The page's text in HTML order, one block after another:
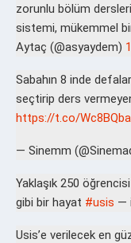
zorunlu bölüm
sistemi, mükemmel
Aytaç (@asyaydem)
Sabahın 8 inde
seçtirip ders
https://t.co/
— Sinemm
Yaklaşık 250
gibi bir hayat #usis —
Usis’e verilecek en